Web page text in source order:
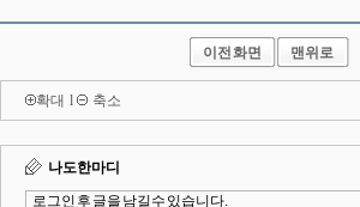
이전화면 맨위로
확대 l 축소